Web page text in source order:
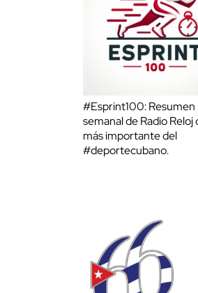
#Esprint100: Resumen
semanal de Radio Reloj
más importante del
#deportecubano.